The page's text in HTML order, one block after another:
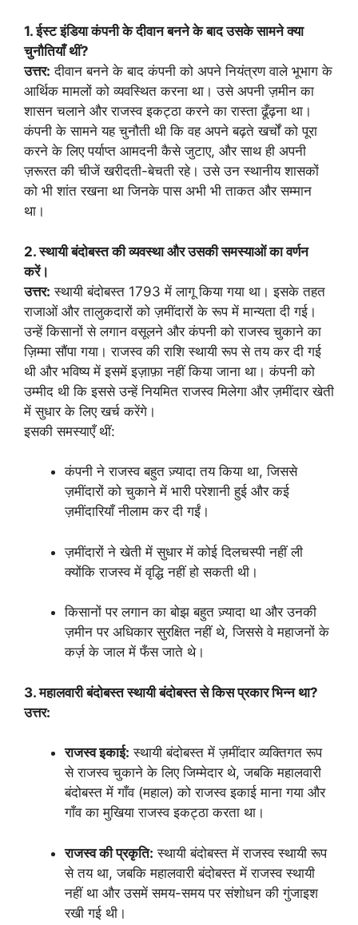
1. ईस्ट इंडिया कंपनी के दीवान बनने के बाद उसके सामने क्या
चुनौतियाँ थीं?
उत्तर: दीवान बनने के बाद कंपनी को अपने नियंत्रण वाले भूभाग के
आर्थिक मामलों को व्यवस्थित करना था। उसे अपनी ज़मीन का
शासन चलाने और राजस्व इकट्ठा करने का रास्ता ढूँढ़ना था।
कंपनी के सामने यह चुनौती थी कि वह अपने बढ़ते खर्चों को पूरा
करने के लिए पर्याप्त आमदनी कैसे जुटाए, और साथ ही अपनी
ज़रूरत की चीजें खरीदती-बेचती रहे। उसे उन स्थानीय शासकों
को भी शांत रखना था जिनके पास अभी भी ताकत और सम्मान
था।
2. स्थायी बंदोबस्त की व्यवस्था और उसकी समस्याओं का वर्णन
करें।
उत्तर: स्थायी बंदोबस्त 1793 में लागू किया गया था। इसके तहत
राजाओं और तालुकदारों को ज़मींदारों के रूप में मान्यता दी गई।
उन्हें किसानों से लगान वसूलने और कंपनी को राजस्व चुकाने का
ज़िम्मा सौंपा गया। राजस्व की राशि स्थायी रूप से तय कर दी गई
थी और भविष्य में इसमें इज़ाफ़ा नहीं किया जाना था। कंपनी को
उम्मीद थी कि इससे उन्हें नियमित राजस्व मिलेगा और ज़मींदार खेती
में सुधार के लिए खर्च करेंगे।
इसकी समस्याएँ थीं:
कंपनी ने राजस्व बहुत ज़्यादा तय किया था, जिससे
ज़मींदारों को चुकाने में भारी परेशानी हुई और कई
ज़मींदारियाँ नीलाम कर दी गईं।
ज़मींदारों ने खेती में सुधार में कोई दिलचस्पी नहीं ली
क्योंकि राजस्व में वृद्धि नहीं हो सकती थी।
किसानों पर लगान का बोझ बहुत ज़्यादा था और उनकी
ज़मीन पर अधिकार सुरक्षित नहीं थे, जिससे वे महाजनों के
कर्ज़ के जाल में फँस जाते थे।
3. महालवारी बंदोबस्त स्थायी बंदोबस्त से किस प्रकार भिन्न था?
उत्तर:
राजस्व इकाई: स्थायी बंदोबस्त में ज़मींदार व्यक्तिगत रूप
से राजस्व चुकाने के लिए जिम्मेदार थे, जबकि महालवारी
बंदोबस्त में गाँव (महाल) को राजस्व इकाई माना गया और
गाँव का मुखिया राजस्व इकट्ठा करता था।
राजस्व की प्रकृति: स्थायी बंदोबस्त में राजस्व स्थायी रूप
से तय था, जबकि महालवारी बंदोबस्त में राजस्व स्थायी
नहीं था और उसमें समय-समय पर संशोधन की गुंजाइश
रखी गई थी।